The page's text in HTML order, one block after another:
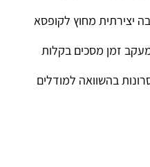
זמן מסכים בקלות
בהשוואה למודלים